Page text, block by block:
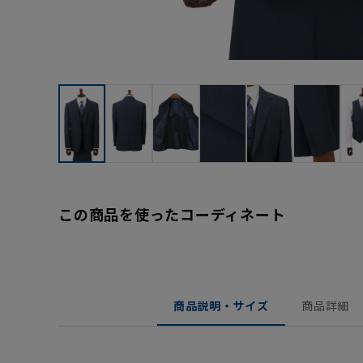
この商品を使ったコーディネート
商品説明・サイズ 商品詳細